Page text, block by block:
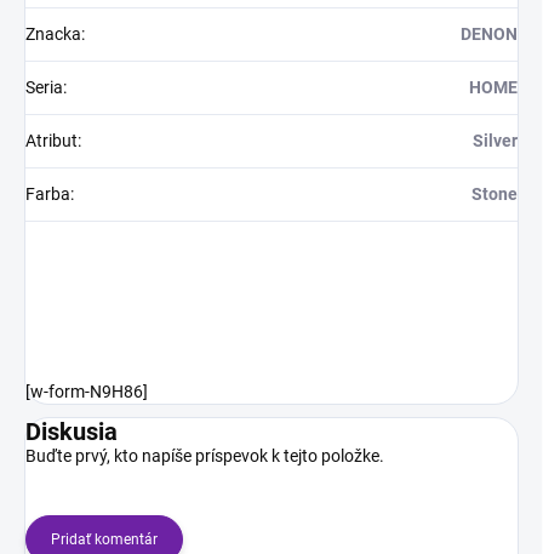
Znacka: DENON
Seria: HOME
Atribut: Silver
Farba: Stone
[w-form-N9H86]
Diskusia
Buďte prvý, kto napíše príspevok k tejto položke.
Pridať komentár